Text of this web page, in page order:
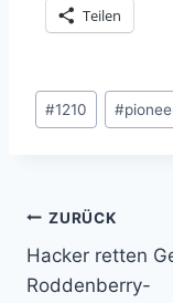
Teilen
Schlagworte:
#1210 #
ZURÜCK
Hacker retten
Roddenberry-